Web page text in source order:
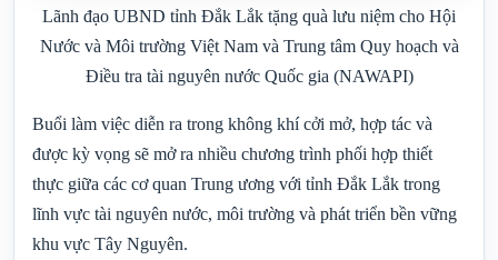
Lãnh đạo UBND tỉnh Đắk Lắk tặng quà lưu niệm cho Hội
Nước và Môi trường Việt Nam và Trung tâm Quy hoạch và
Điều tra tài nguyên nước Quốc gia (NAWAPI)
Buổi làm việc diễn ra trong không khí cởi mở, hợp tác và
được kỳ vọng sẽ mở ra nhiều chương trình phối hợp thiết
thực giữa các cơ quan Trung ương với tỉnh Đắk Lắk trong
lĩnh vực tài nguyên nước, môi trường và phát triển bền vững
khu vực Tây Nguyên.